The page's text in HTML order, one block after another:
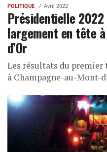
POLITIQUE Avril 2022
Présidentielle 2022
largement en tête
d’Or
Les résultats du premier
à Champagne-au-Mont-